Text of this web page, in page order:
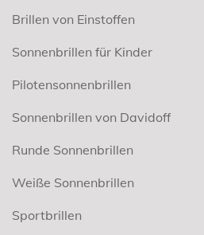
Brillen von Einstoffen
Sonnenbrillen für Kinder
Pilotensonnenbrillen
Sonnenbrillen von Davidoff
Runde Sonnenbrillen
Weiße Sonnenbrillen
Sportbrillen